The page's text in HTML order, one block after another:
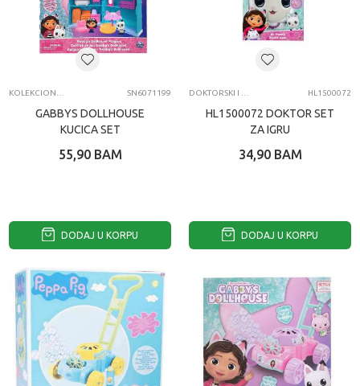
SN6071199
GABBYS DOLLHOUSE
KUCICA SET
55,90 BAM
DODAJ U KORPU
HL1500072
HL1500072 DOKTOR SET
ZA IGRU
34,90 BAM
DODAJ U KORPU